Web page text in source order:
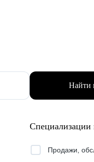
Найти
Специализации
Продажи,